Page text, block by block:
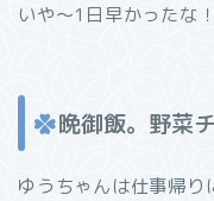
いや〜1日早かったな！
晩御飯。野菜
ゆうちゃんは仕事帰